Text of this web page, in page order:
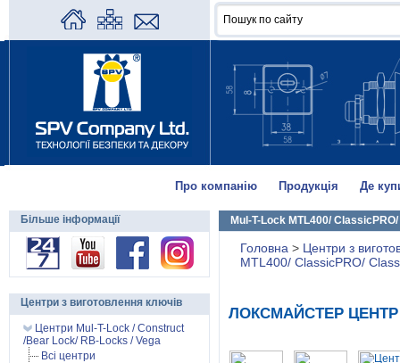
Про компанію Продукція Де
Mul-T-Lock MTL400/
Головна > Центри з
MTL400/ ClassicPRO/
ЛОКСМАЙСТЕР
Більше інформації
Центри з виготовлення ключів
Центри Mul-T-Lock / Construct
/Bear Lock/ RB-Locks / Vega
Всі центри